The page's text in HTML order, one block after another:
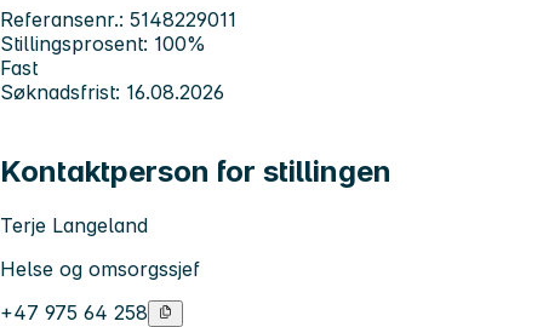
Referansenr.: 5148229011
Stillingsprosent: 100%
Fast
Søknadsfrist: 16.08.2026
Kontaktperson for stillingen
Terje Langeland
Helse og omsorgssjef
+47 975 64 258